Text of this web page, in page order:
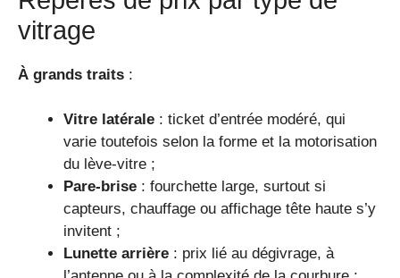
vitrage
À grands traits :
Vitre latérale : ticket d’entrée modéré, qui
varie toutefois selon la forme et la motorisation
du lève-vitre ;
Pare-brise : fourchette large, surtout si
capteurs, chauffage ou affichage tête haute s’y
invitent ;
Lunette arrière : prix lié au dégivrage, à